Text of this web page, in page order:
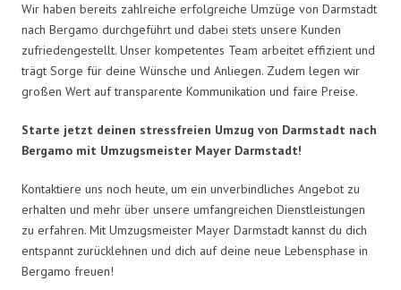
Wir haben bereits zahlreiche erfolgreiche Umzüge von Darmstadt
nach Bergamo durchgeführt und dabei stets unsere Kunden
zufriedengestellt. Unser kompetentes Team arbeitet effizient und
trägt Sorge für deine Wünsche und Anliegen. Zudem legen wir
großen Wert auf transparente Kommunikation und faire Preise.
Starte jetzt deinen stressfreien Umzug von Darmstadt nach
Bergamo mit Umzugsmeister Mayer Darmstadt!
Kontaktiere uns noch heute, um ein unverbindliches Angebot zu
erhalten und mehr über unsere umfangreichen Dienstleistungen
zu erfahren. Mit Umzugsmeister Mayer Darmstadt kannst du dich
entspannt zurücklehnen und dich auf deine neue Lebensphase in
Bergamo freuen!